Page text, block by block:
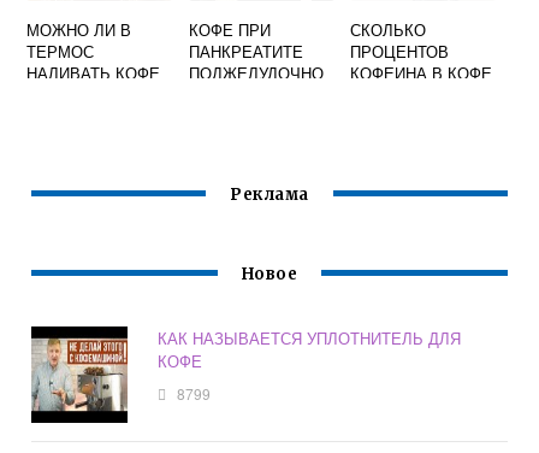
МОЖНО ЛИ В
ТЕРМОС
НАЛИВАТЬ КОФЕ
КОФЕ ПРИ
ПАНКРЕАТИТЕ
ПОДЖЕЛУДОЧНО
СКОЛЬКО
ПРОЦЕНТОВ
КОФЕИНА В КОФЕ
Реклама
Новое
КАК НАЗЫВАЕТСЯ УПЛОТНИТЕЛЬ ДЛЯ
КОФЕ
8799